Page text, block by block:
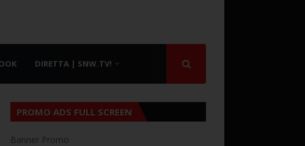
DIRETTA | SNW.TV!
PROMO ADS FULL SCREEN
Banner Promo